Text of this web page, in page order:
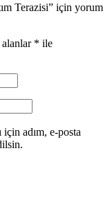
Terazisi” için yorum
* ile
adım, e-posta